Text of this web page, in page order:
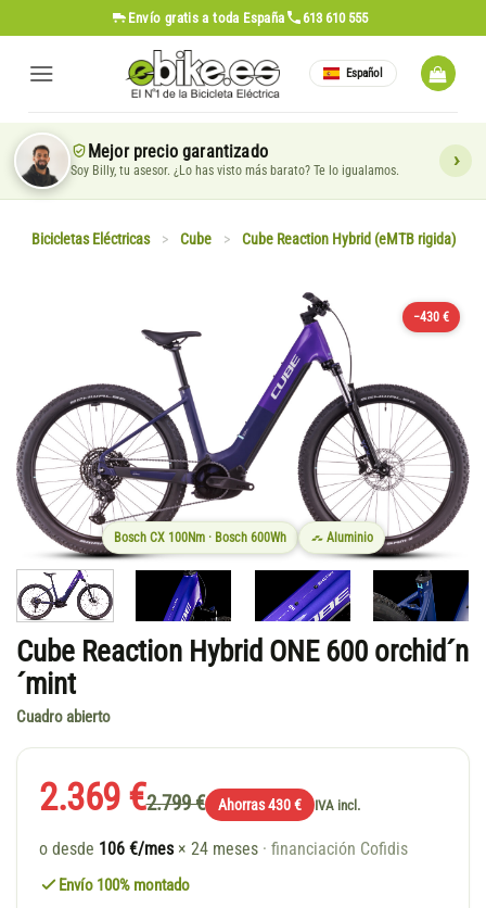
al
contenido
Envío gratis a toda España 613 610 555
Español
Mejor precio garantizado
Soy Billy, tu asesor. ¿Lo has visto más barato? Te lo igualamos.
Bicicletas Eléctricas > Cube > Cube Reaction Hybrid (eMTB rigida)
−430 €
Bosch CX 100Nm · Bosch 600Wh Aluminio
Cube Reaction Hybrid ONE 600 orchid´n
´mint
Cuadro abierto
2.369 €2.799 € Ahorras 430 € IVA incl.
o desde 106 €/mes × 24 meses · financiación Cofidis
Envío 100% montado